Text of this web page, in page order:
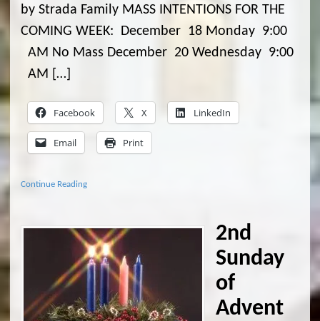
by Strada Family MASS INTENTIONS FOR THE
COMING WEEK: December 18 Monday 9:00
AM No Mass December 20 Wednesday 9:00
AM […]
Facebook X LinkedIn
Email Print
Continue Reading
2nd
Sunday
of
Advent